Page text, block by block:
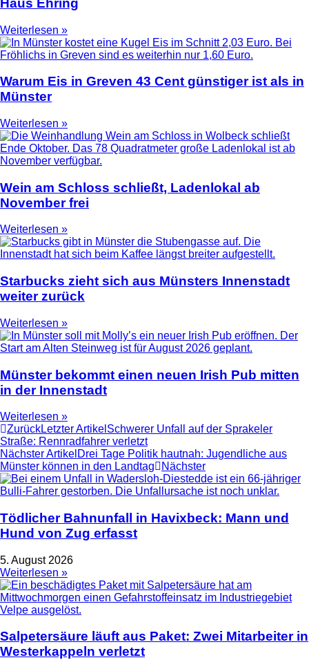
Haus Ehring
Weiterlesen »
Warum Eis in Greven 43 Cent günstiger ist als in
Münster
Weiterlesen »
Wein am Schloss schließt, Ladenlokal ab
November frei
Weiterlesen »
Starbucks zieht sich aus Münsters Innenstadt
weiter zurück
Weiterlesen »
Münster bekommt einen neuen Irish Pub mitten
in der Innenstadt
Weiterlesen »
ZurückLetzter Artikel Schwerer Unfall auf der Sprakeler
Straße: Rennradfahrer verletzt
Nächster Artikel Drei Tage Politik hautnah: Jugendliche aus
Münster können in den Landtag
Nächster
Tödlicher Bahnunfall in Havixbeck: Mann und
Hund von Zug erfasst
5. August 2026
Weiterlesen »
Salpetersäure läuft aus Paket: Zwei Mitarbeiter in
Westerkappeln verletzt